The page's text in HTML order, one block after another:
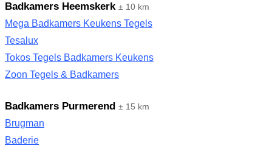
Badkamers Heemskerk ± 10 km
Mega Badkamers Keukens Tegels
Tesalux
Tokos Tegels Badkamers Keukens
Zoon Tegels & Badkamers
Badkamers Purmerend ± 15 km
Brugman
Baderie